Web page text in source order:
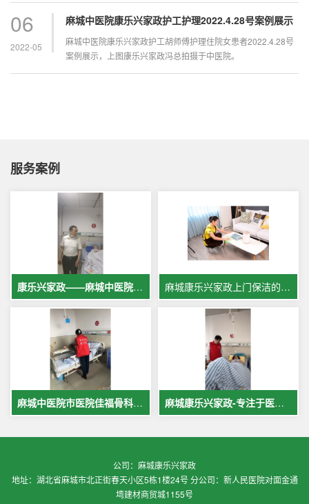
06
2022-05
麻城中医院康乐兴家政护工护理2022.4.28号案例展示
麻城中医院康乐兴家政护工胡师傅护理住院女患者2022.4.28号
案例展示，上图康乐兴家政冯总拍摄于中医院。
服务案例
康乐兴家政——麻城中医院专业护工服务，让爱与专业同行 麻城康乐兴家政上门保洁的案例
麻城中医院市医院佳福骨科医院铁路医院护工案例展示 麻城康乐兴家政-专注于医院护理，致力于打造全麻城优质护工护理
公司：麻城康乐兴家政
地址：湖北省麻城市北正街春天小区5栋1楼24号 分公司：新人民医院对面金通
塆建材商贸城1155号